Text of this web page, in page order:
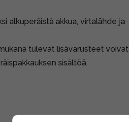
alkuperäistä akkua, virtalähde ja
tulevat lisävarusteet voivat
sisältöä.